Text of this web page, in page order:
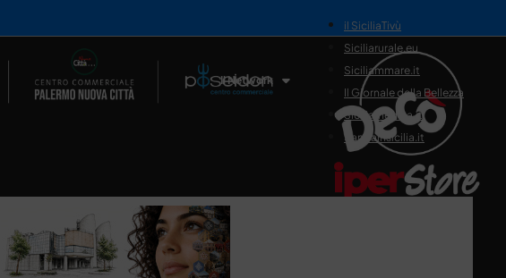
Il Network
il SiciliaTivù
Siciliarurale.eu
Siciliammare.it
Il Giornale della Bellezza
Siciliamedica.it
Sanitainsicilia.it